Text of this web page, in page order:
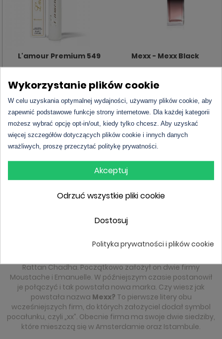
L'amour Premium 549 Mexx - Mexx Black
24,00 zł - 33ml
DO KOSZYKA Sprawdź cenę
Mexx – historia marki
Rattan Chadha. Początkowo założył on dwie firmy
Moustache i Emanuelle. W późniejszym czasie postanowił
je połączyć i tak powstała nowa marka. Czy wiesz jak
powstała nazwa Mexx? To pierwsze litery obu
wcześniejszych firm, do których założyciel dodał symbol
pocałunku, czyli „xx”. Obecnie firma ma swoje dwie siedziby,
które mieszczą się w Amsterdamie oraz Istambule.
Wykorzystanie plików cookie
W celu uzyskania optymalnej wydajności, używamy plików cookie, aby
zapewnić podstawowe funkcje strony internetowe. Dla każdej kategorii
możesz wybrać opcję opt-in/out, kiedy tylko chcesz. Aby uzyskać
więcej szczegółów dotyczących plików cookie i innych danych
wrażliwych, proszę przeczytać politykę prywatności.
Akceptuj
Odrzuć wszystkie pliki cookie
Dostosuj
Polityka prywatności i plików cookie